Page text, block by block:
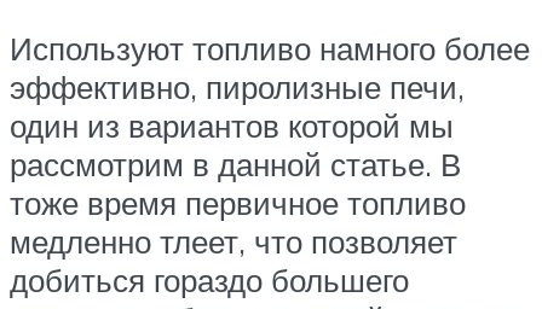
Используют топливо намного более
эффективно, пиролизные печи,
один из вариантов которой мы
рассмотрим в данной статье. В
тоже время первичное топливо
медленно тлеет, что позволяет
добиться гораздо большего